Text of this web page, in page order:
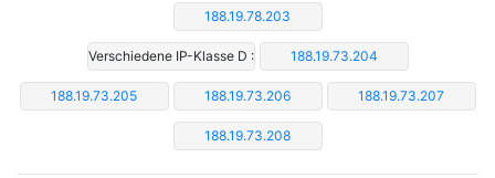
188.19.78.203
Verschiedene IP-Klasse D : 188.19.73.204
188.19.73.205 188.19.73.206 188.19.73.207
188.19.73.208